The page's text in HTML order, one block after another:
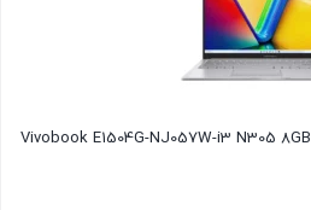
لپ تاپ 15.6 اینچی ایسوس مدل Vivobook E1504G-NJ057W-i3 N305 8GB